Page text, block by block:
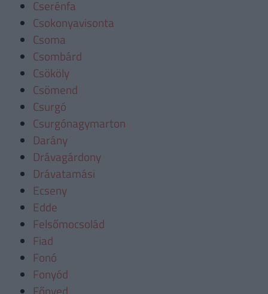
Cserénfa
Csokonyavisonta
Csoma
Csombárd
Csököly
Csömend
Csurgó
Csurgónagymarton
Darány
Drávagárdony
Drávatamási
Ecseny
Edde
Felsőmocsolád
Fiad
Fonó
Fonyód
Főnyed